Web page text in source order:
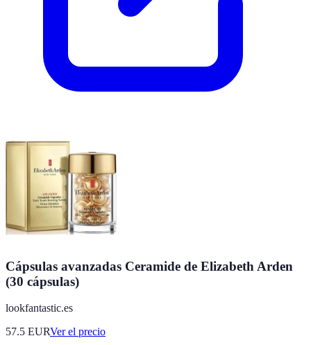
Cápsulas avanzadas Ceramide de Elizabeth Arden
(30 cápsulas)
lookfantastic.es
57.5 EURVer el precio